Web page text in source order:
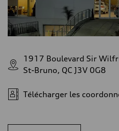
1917 Boulevard Sir
St-Bruno, QC J3V 0G8
Télécharger les